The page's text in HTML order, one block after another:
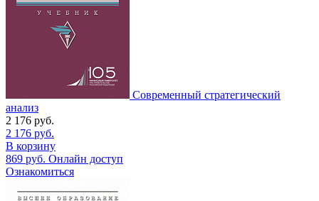
Современный стратегический
анализ
2 176 руб.
2 176 руб.
В корзину
869 руб. Онлайн доступ
Ознакомиться